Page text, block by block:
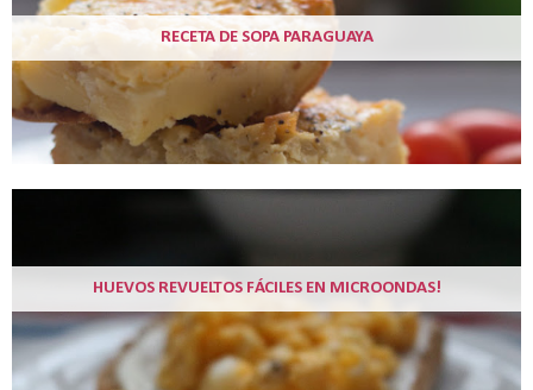
RECETA DE SOPA PARAGUAYA
HUEVOS REVUELTOS FÁCILES EN MICROONDAS!